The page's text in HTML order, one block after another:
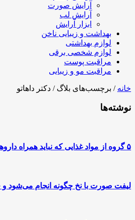
آرایش صورت
آرایش لب
ابزار آرایش
بهداشت و زیبایی ناخن
لوازم بهداشتی
لوازم شخصی برقی
مراقبت پوست
مراقبت مو و زیبایی
خانه / برچسب‌های بلاگ / دکتر داهاتو
نوشته‌ها
۵ گروه از مواد غذایی که نباید همراه داروها مصرف شوند
لیفت صورت با نخ چگونه انجام می‌شود و